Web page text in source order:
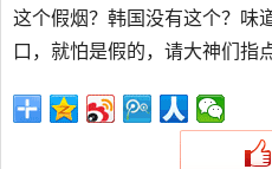
这个假烟？韩国没有这个？味
口，就怕是假的，请大神们指